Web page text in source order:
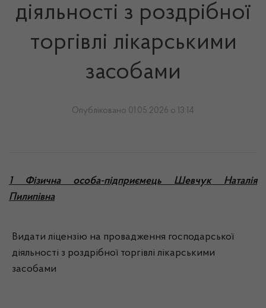
діяльності з роздрібної
торгівлі лікарськими
засобами
Опубліковано 01.05.2026 о 13:14
1 Фізична особа-підприємець Шевчук Наталія
Пилипівна
Видати ліцензію на провадження господарської
діяльності з роздрібної торгівлі лікарськими
засобами